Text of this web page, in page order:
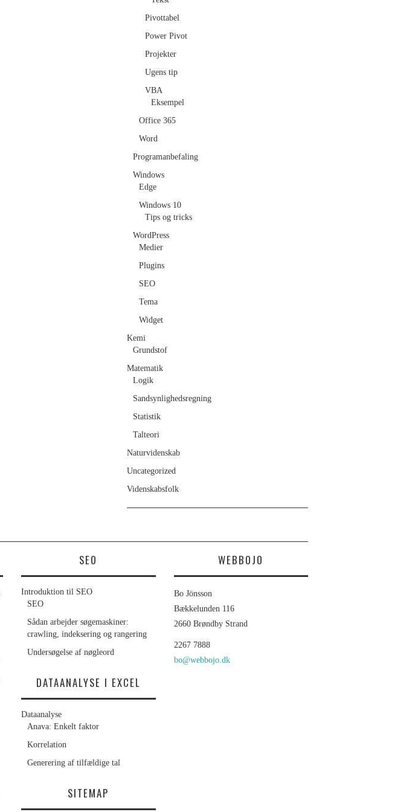
Pivottabel
Power Pivot
Projekter
Ugens tip
VBA
Eksempel
Office 365
Word
Programanbefaling
Windows
Edge
Windows 10
Tips og tricks
WordPress
Medier
Plugins
SEO
Tema
Widget
Kemi
Grundstof
Matematik
Logik
Sandsynlighedsregning
Statistik
Talteori
Naturvidenskab
Uncategorized
Videnskabsfolk
SEO
Introduktion til SEO
SEO
Sådan arbejder søgemaskiner:
crawling, indeksering og rangering
Undersøgelse af nøgleord
DATAANALYSE I EXCEL
Dataanalyse
Anava: Enkelt faktor
Korrelation
Generering af tilfældige tal
SITEMAP
WEBBOJO
Bo Jönsson
Bækkelunden 116
2660 Brøndby Strand
2267 7888
bo@webbojo.dk